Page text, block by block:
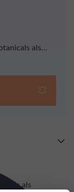
als
Kyrö Gin
bij
als